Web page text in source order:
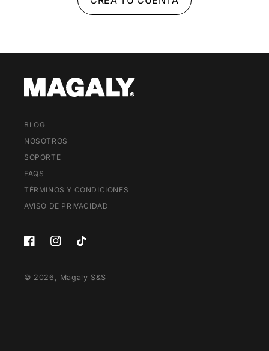
BLOG
NOSOTROS
SOPORTE
FAQS
TÉRMINOS Y CONDICIONES
AVISO DE PRIVACIDAD
FacebookInstagramTikTok
© 2026, Magaly S&S